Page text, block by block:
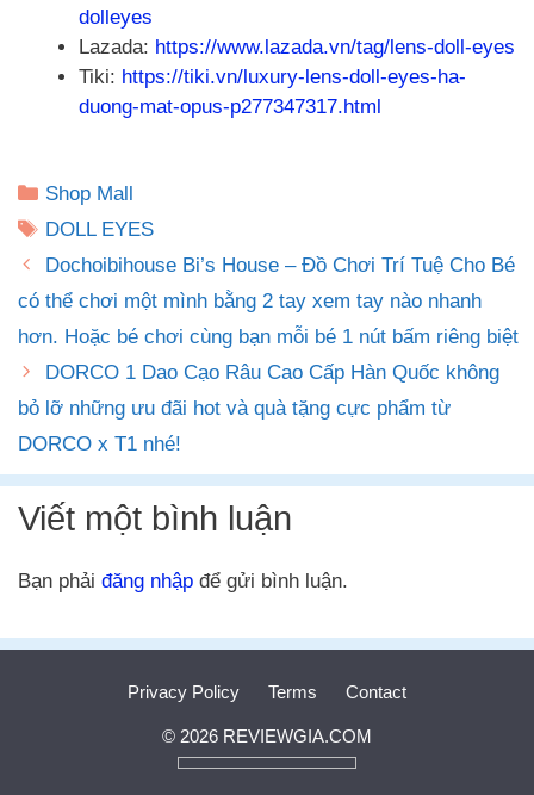
dolleyes
Lazada: https://www.lazada.vn/tag/lens-doll-eyes
Tiki: https://tiki.vn/luxury-lens-doll-eyes-ha-
duong-mat-opus-p277347317.html
Danh
mục
Shop Mall
Thẻ
DOLL EYES
Dochoibihouse Bi’s House – Đồ Chơi Trí Tuệ Cho Bé
có thể chơi một mình bằng 2 tay xem tay nào nhanh
hơn. Hoặc bé chơi cùng bạn mỗi bé 1 nút bấm riêng biệt
DORCO 1 Dao Cạo Râu Cao Cấp Hàn Quốc không
bỏ lỡ những ưu đãi hot và quà tặng cực phẩm từ
DORCO x T1 nhé!
Viết một bình luận
Bạn phải đăng nhập để gửi bình luận.
Privacy Policy Terms Contact
© 2026 REVIEWGIA.COM